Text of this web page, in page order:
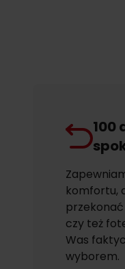
100
komfortu,
czy też
Was
wyborem.